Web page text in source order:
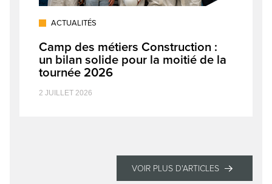
ACTUALITÉS
Camp des métiers Construction :
un bilan solide pour la moitié de la
tournée 2026
2 JUILLET 2026
VOIR PLUS D'ARTICLES